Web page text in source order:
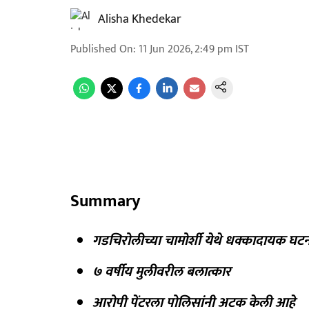
Alisha Khedekar
Published On: 11 Jun 2026, 2:49 pm IST
Summary
गडचिरोलीच्या चामोर्शी येथे धक्कादायक
७ वर्षीय मुलीवरील बलात्कार
आरोपी पेंटरला पोलिसांनी अटक केली आहे